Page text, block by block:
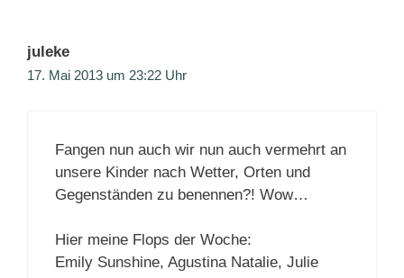
juleke
17. Mai 2013 um 23:22 Uhr
Fangen nun auch wir nun auch vermehrt an
unsere Kinder nach Wetter, Orten und
Gegenständen zu benennen?! Wow…
Hier meine Flops der Woche:
Emily Sunshine, Agustina Natalie, Julie